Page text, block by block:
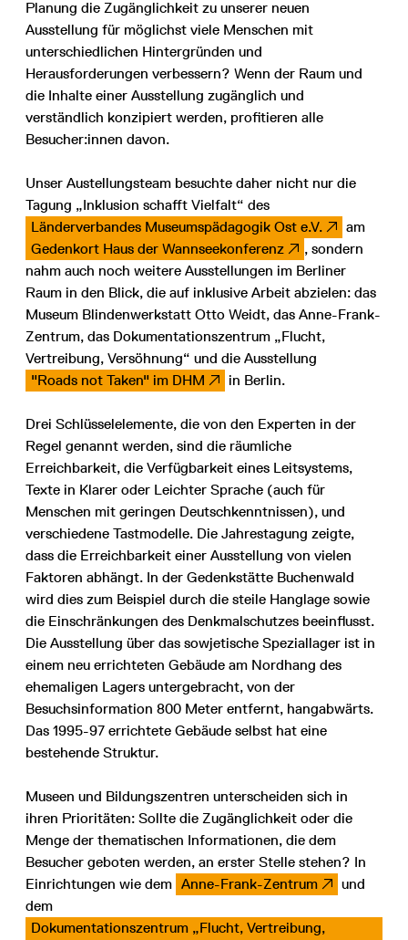
Planung die Zugänglichkeit zu unserer neuen
Ausstellung für möglichst viele Menschen mit
unterschiedlichen Hintergründen und
Herausforderungen verbessern? Wenn der Raum und
die Inhalte einer Ausstellung zugänglich und
verständlich konzipiert werden, profitieren alle
Besucher:innen davon.
Unser Austellungsteam besuchte daher nicht nur die
Tagung „Inklusion schafft Vielfalt“ des
Länderverbandes Museumspädagogik Ost e.V.
am
Gedenkort Haus der Wannseekonferenz
, sondern
nahm auch noch weitere Ausstellungen im Berliner
Raum in den Blick, die auf inklusive Arbeit abzielen: das
Museum Blindenwerkstatt Otto Weidt, das Anne-Frank-
Zentrum, das Dokumentationszentrum „Flucht,
Vertreibung, Versöhnung“ und die Ausstellung
"Roads not Taken" im DHM
in Berlin.
Drei Schlüsselelemente, die von den Experten in der
Regel genannt werden, sind die räumliche
Erreichbarkeit, die Verfügbarkeit eines Leitsystems,
Texte in Klarer oder Leichter Sprache (auch für
Menschen mit geringen Deutschkenntnissen), und
verschiedene Tastmodelle. Die Jahrestagung zeigte,
dass die Erreichbarkeit einer Ausstellung von vielen
Faktoren abhängt. In der Gedenkstätte Buchenwald
wird dies zum Beispiel durch die steile Hanglage sowie
die Einschränkungen des Denkmalschutzes beeinflusst.
Die Ausstellung über das sowjetische Speziallager ist in
einem neu errichteten Gebäude am Nordhang des
ehemaligen Lagers untergebracht, von der
Besuchsinformation 800 Meter entfernt, hangabwärts.
Das 1995-97 errichtete Gebäude selbst hat eine
bestehende Struktur.
Museen und Bildungszentren unterscheiden sich in
ihren Prioritäten: Sollte die Zugänglichkeit oder die
Menge der thematischen Informationen, die dem
Besucher geboten werden, an erster Stelle stehen? In
Einrichtungen wie dem Anne-Frank-Zentrum
und
dem
Dokumentationszentrum „Flucht, Vertreibung,